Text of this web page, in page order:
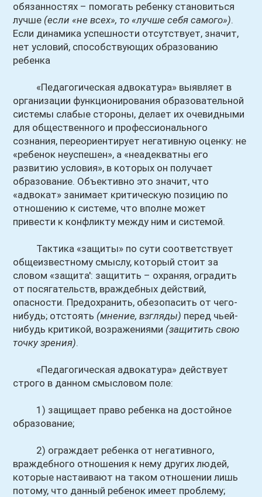
обязанностях – помогать ребенку становиться
лучше (если «не всех», то «лучше себя самого»).
Если динамика успешности отсутствует, значит,
нет условий, способствующих образованию
ребенка
«Педагогическая адвокатура» выявляет в
организации функционирования образовательной
системы слабые стороны, делает их очевидными
для общественного и профессионального
сознания, переориентирует негативную оценку: не
«ребенок неуспешен», а «неадекватны его
развитию условия», в которых он получает
образование. Объективно это значит, что
«адвокат» занимает критическую позицию по
отношению к системе, что вполне может
привести к конфликту между ним и системой.
Тактика «защиты» по сути соответствует
общеизвестному смыслу, который стоит за
словом «защита': защитить – охраняя, оградить
от посягательств, враждебных действий,
опасности. Предохранить, обезопасить от чего-
нибудь; отстоять (мнение, взгляды) перед чьей-
нибудь критикой, возражениями (защитить свою
точку зрения).
«Педагогическая адвокатура» действует
строго в данном смысловом поле:
1) защищает право ребенка на достойное
образование;
2) ограждает ребенка от негативного,
враждебного отношения к нему других людей,
которые настаивают на таком отношении лишь
потому, что данный ребенок имеет проблему;